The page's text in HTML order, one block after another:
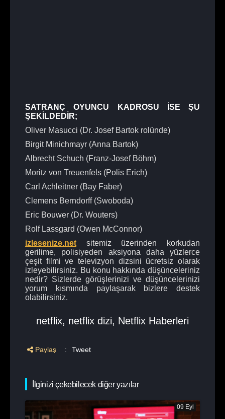
SATRANÇ OYUNCU KADROSU İSE ŞU
ŞEKİLDEDİR;
Oliver Masucci (Dr. Josef Bartok rolünde)
Birgit Minichmayr (Anna Bartok)
Albrecht Schuch (Franz-Josef Böhm)
Moritz von Treuenfels (Polis Erich)
Carl Achleitner (Bay Faber)
Clemens Berndorff (Swoboda)
Eric Bouwer (Dr. Wouters)
Rolf Lassgard (Owen McConnor)
izlesenize.net sitemiz üzerinden korkudan
gerilime, polisiyeden aksiyona daha yüzlerce
çeşit filmi ve televizyon dizsini ücretsiz olarak
izleyebilirsiniz. Bu konu hakkında düşünceleriniz
nedir? Sizlerde görüşlerinizi ve düşüncelerinizi
yorum kısmında paylaşarak bizlere destek
olabilirsiniz.
netflix, netflix dizi, Netflix Haberleri
Paylaş : Tweet
İlginizi çekebilecek diğer yazılar
09 Eyl